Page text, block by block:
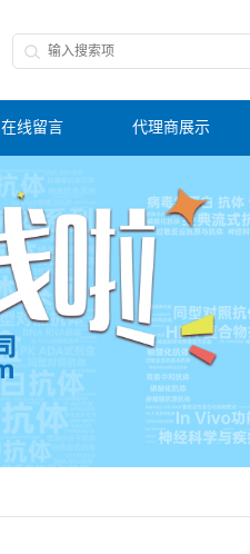
在线留言 代理商展示